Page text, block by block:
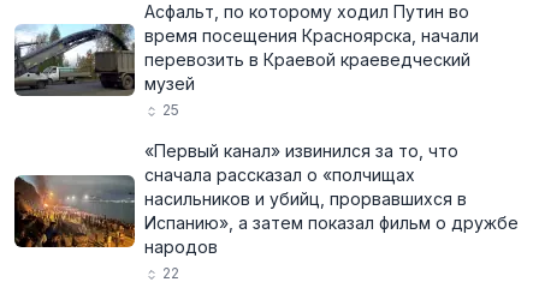
Асфальт, по которому ходил Путин во
время посещения Красноярска, начали
перевозить в Краевой краеведческий
музей
25
«Первый канал» извинился за то, что
сначала рассказал о «полчищах
насильников и убийц, прорвавшихся в
Испанию», а затем показал фильм о дружбе
народов
22